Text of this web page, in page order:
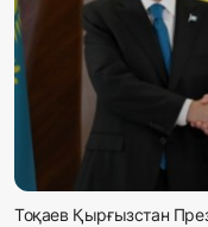
Тоқаев Қырғызстан